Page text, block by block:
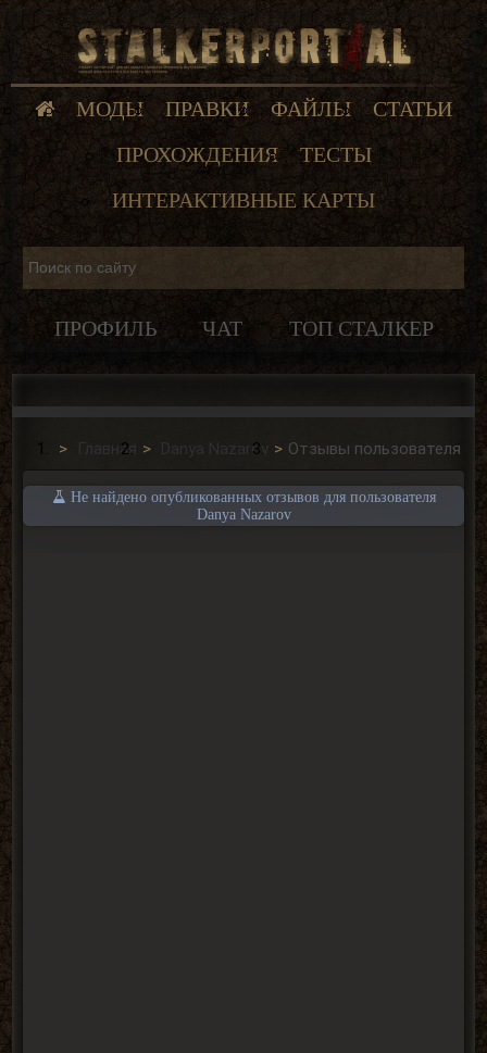
МОДЫ ПРАВКИ ФАЙЛЫ
СТАТЬИ
ПРОХОЖДЕНИЯ
ТЕСТЫ
ИНТЕРАКТИВНЫЕ КАРТЫ
ПРОФИЛЬ ЧАТ ТОП СТАЛКЕР
Главная Danya Nazarov Отзывы пользователя
Не найдено опубликованных отзывов для пользователя
Danya Nazarov